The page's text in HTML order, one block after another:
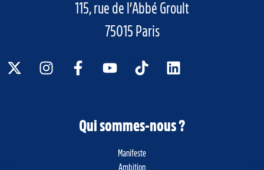
115, rue de l’Abbé Groult
75015 Paris
Qui sommes-nous ?
Manifeste
Ambition